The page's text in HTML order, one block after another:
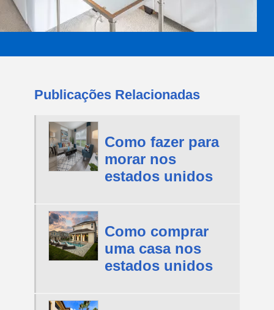
Publicações Relacionadas
Como fazer para
morar nos
estados unidos
Como comprar
uma casa nos
estados unidos